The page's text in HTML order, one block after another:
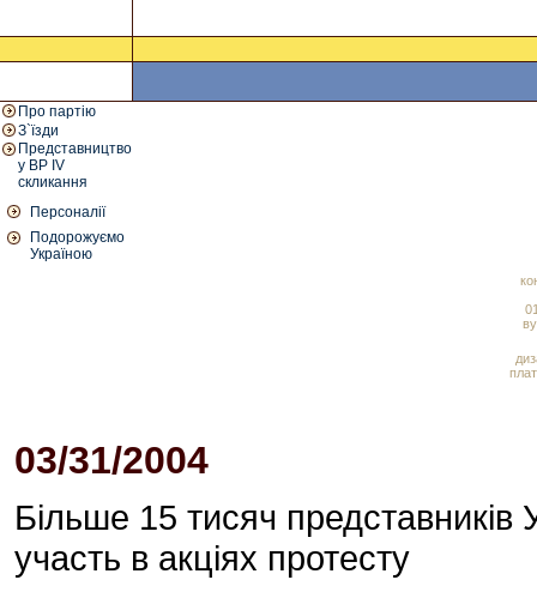
Про партію
З`їзди
Представництво
у ВР IV
скликання
Персоналії
Подорожуємо
Україною
03/31/2004
Більше 15 тисяч представників
участь в акціях протесту